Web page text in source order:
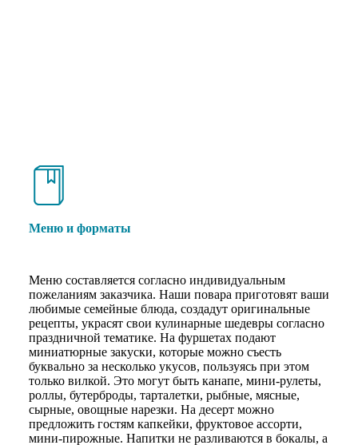
Меню и форматы
Меню составляется согласно индивидуальным
пожеланиям заказчика. Наши повара приготовят ваши
любимые семейные блюда, создадут оригинальные
рецепты, украсят свои кулинарные шедевры согласно
праздничной тематике. На фуршетах подают
миниатюрные закуски, которые можно съесть
буквально за несколько укусов, пользуясь при этом
только вилкой. Это могут быть канапе, мини-рулеты,
роллы, бутерброды, тарталетки, рыбные, мясные,
сырные, овощные нарезки. На десерт можно
предложить гостям капкейки, фруктовое ассорти,
мини-пирожные. Напитки не разливаются в бокалы, а